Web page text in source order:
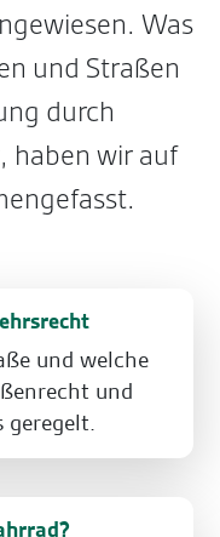
Was
und Straßen
durch
haben wir auf
und welche
und
geregelt.